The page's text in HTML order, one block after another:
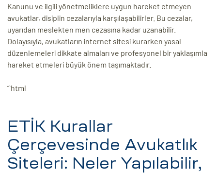
Kanunu ve ilgili yönetmeliklere uygun hareket etmeyen
avukatlar, disiplin cezalarıyla karşılaşabilirler. Bu cezalar,
uyarıdan meslekten men cezasına kadar uzanabilir.
Dolayısıyla, avukatların internet sitesi kurarken yasal
düzenlemeleri dikkate almaları ve profesyonel bir yaklaşımla
hareket etmeleri büyük önem taşımaktadır.
“`html
ETİK Kurallar
Çerçevesinde Avukatlık
Siteleri: Neler Yapılabilir,